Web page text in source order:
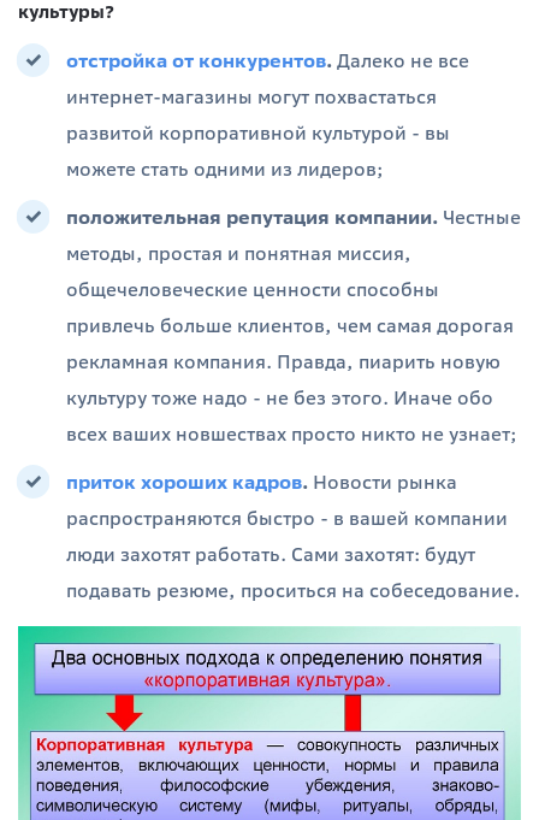
культуры?
отстройка от конкурентов. Далеко не все
интернет-магазины могут похвастаться
развитой корпоративной культурой - вы
можете стать одними из лидеров;
положительная репутация компании. Честные
методы, простая и понятная миссия,
общечеловеческие ценности способны
привлечь больше клиентов, чем самая дорогая
рекламная компания. Правда, пиарить новую
культуру тоже надо - не без этого. Иначе обо
всех ваших новшествах просто никто не узнает;
приток хороших кадров. Новости рынка
распространяются быстро - в вашей компании
люди захотят работать. Сами захотят: будут
подавать резюме, проситься на собеседование.